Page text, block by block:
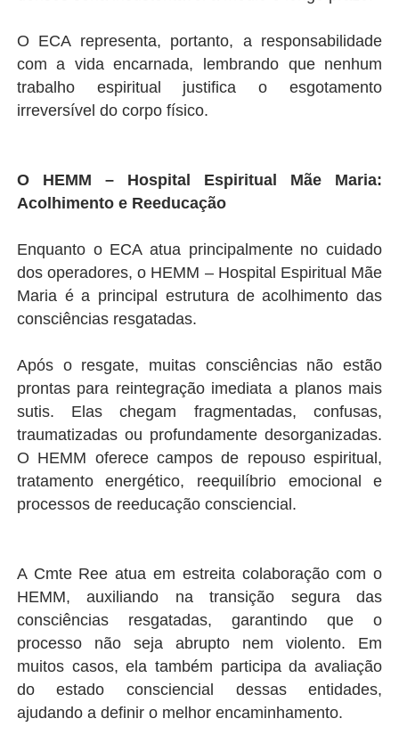
O ECA representa, portanto, a responsabilidade
com a vida encarnada, lembrando que nenhum
trabalho espiritual justifica o esgotamento
irreversível do corpo físico.
O HEMM – Hospital Espiritual Mãe Maria:
Acolhimento e Reeducação
Enquanto o ECA atua principalmente no cuidado
dos operadores, o HEMM – Hospital Espiritual Mãe
Maria é a principal estrutura de acolhimento das
consciências resgatadas.
Após o resgate, muitas consciências não estão
prontas para reintegração imediata a planos mais
sutis. Elas chegam fragmentadas, confusas,
traumatizadas ou profundamente desorganizadas.
O HEMM oferece campos de repouso espiritual,
tratamento energético, reequilíbrio emocional e
processos de reeducação consciencial.
A Cmte Ree atua em estreita colaboração com o
HEMM, auxiliando na transição segura das
consciências resgatadas, garantindo que o
processo não seja abrupto nem violento. Em
muitos casos, ela também participa da avaliação
do estado consciencial dessas entidades,
ajudando a definir o melhor encaminhamento.